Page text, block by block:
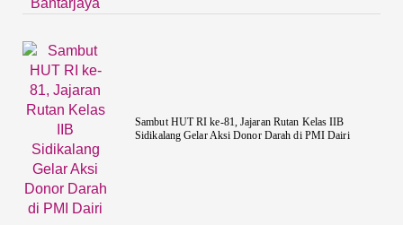
Sambut HUT RI ke-81, Jajaran Rutan Kelas IIB
Sidikalang Gelar Aksi Donor Darah di PMI Dairi